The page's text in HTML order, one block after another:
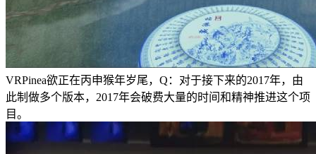
VRPinea欲正在丙申猴年岁尾，Q：对于接下来的2017年，由
此制做多个版本，2017年会破费大量的时间和精神推进这个项
目。